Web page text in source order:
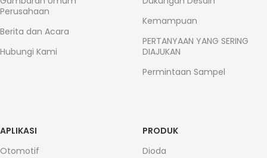
Perusahaan
Berita dan Acara
Hubungi Kami
Kemampuan
PERTANYAAN YANG SERING
DIAJUKAN
Permintaan Sampel
APLIKASI
Otomotif
PRODUK
Dioda